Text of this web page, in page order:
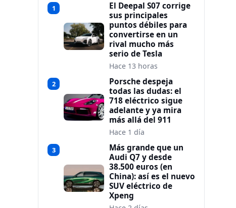
1
El Deepal S07 corrige
sus principales
puntos débiles para
convertirse en un
rival mucho más
serio de Tesla
Hace 13 horas
2
Porsche despeja
todas las dudas: el
718 eléctrico sigue
adelante y ya mira
más allá del 911
Hace 1 día
3
Más grande que un
Audi Q7 y desde
38.500 euros (en
China): así es el nuevo
SUV eléctrico de
Xpeng